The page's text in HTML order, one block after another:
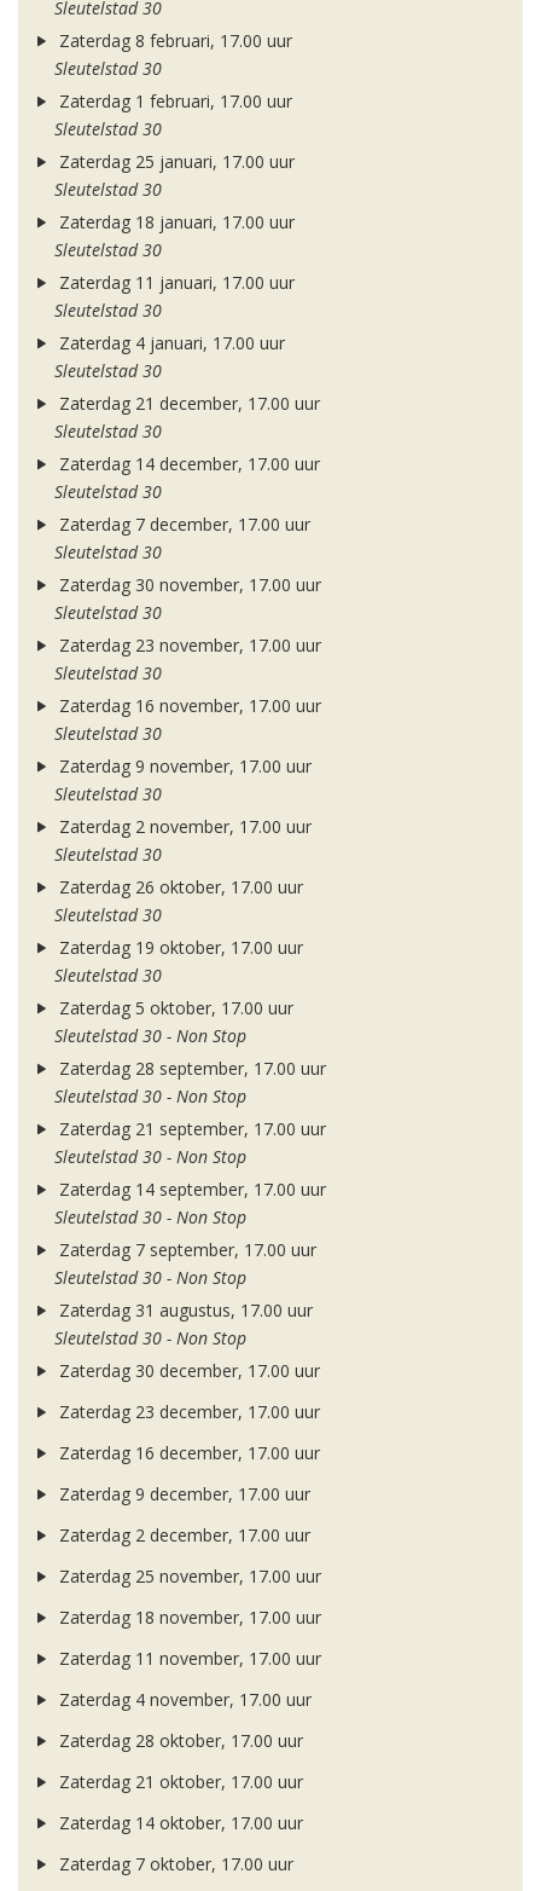
Sleutelstad 30
Zaterdag 8 februari, 17.00 uur
Sleutelstad 30
Zaterdag 1 februari, 17.00 uur
Sleutelstad 30
Zaterdag 25 januari, 17.00 uur
Sleutelstad 30
Zaterdag 18 januari, 17.00 uur
Sleutelstad 30
Zaterdag 11 januari, 17.00 uur
Sleutelstad 30
Zaterdag 4 januari, 17.00 uur
Sleutelstad 30
Zaterdag 21 december, 17.00 uur
Sleutelstad 30
Zaterdag 14 december, 17.00 uur
Sleutelstad 30
Zaterdag 7 december, 17.00 uur
Sleutelstad 30
Zaterdag 30 november, 17.00 uur
Sleutelstad 30
Zaterdag 23 november, 17.00 uur
Sleutelstad 30
Zaterdag 16 november, 17.00 uur
Sleutelstad 30
Zaterdag 9 november, 17.00 uur
Sleutelstad 30
Zaterdag 2 november, 17.00 uur
Sleutelstad 30
Zaterdag 26 oktober, 17.00 uur
Sleutelstad 30
Zaterdag 19 oktober, 17.00 uur
Sleutelstad 30
Zaterdag 5 oktober, 17.00 uur
Sleutelstad 30 - Non Stop
Zaterdag 28 september, 17.00 uur
Sleutelstad 30 - Non Stop
Zaterdag 21 september, 17.00 uur
Sleutelstad 30 - Non Stop
Zaterdag 14 september, 17.00 uur
Sleutelstad 30 - Non Stop
Zaterdag 7 september, 17.00 uur
Sleutelstad 30 - Non Stop
Zaterdag 31 augustus, 17.00 uur
Sleutelstad 30 - Non Stop
Zaterdag 30 december, 17.00 uur
Zaterdag 23 december, 17.00 uur
Zaterdag 16 december, 17.00 uur
Zaterdag 9 december, 17.00 uur
Zaterdag 2 december, 17.00 uur
Zaterdag 25 november, 17.00 uur
Zaterdag 18 november, 17.00 uur
Zaterdag 11 november, 17.00 uur
Zaterdag 4 november, 17.00 uur
Zaterdag 28 oktober, 17.00 uur
Zaterdag 21 oktober, 17.00 uur
Zaterdag 14 oktober, 17.00 uur
Zaterdag 7 oktober, 17.00 uur